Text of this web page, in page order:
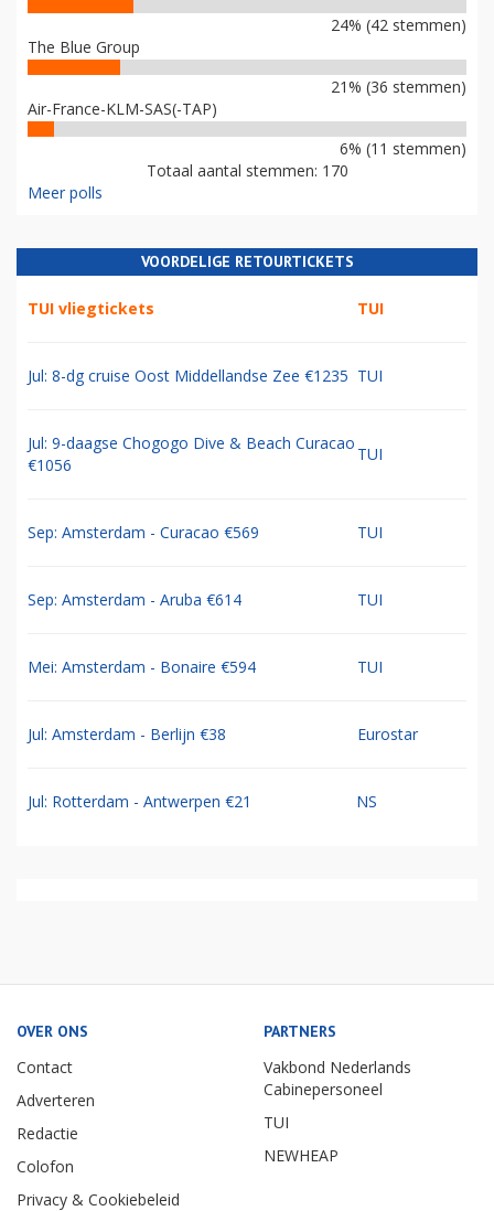
24% (42 stemmen)
The Blue Group
21% (36 stemmen)
Air-France-KLM-SAS(-TAP)
6% (11 stemmen)
Totaal aantal stemmen: 170
Meer polls
VOORDELIGE RETOURTICKETS
TUI vliegtickets TUI
Jul: 8-dg cruise Oost Middellandse Zee €1235 TUI
Jul: 9-daagse Chogogo Dive & Beach Curacao
€1056
TUI
Sep: Amsterdam - Curacao €569 TUI
Sep: Amsterdam - Aruba €614 TUI
Mei: Amsterdam - Bonaire €594 TUI
Jul: Amsterdam - Berlijn €38 Eurostar
Jul: Rotterdam - Antwerpen €21 NS
OVER ONS
Contact
Adverteren
Redactie
Colofon
Privacy & Cookiebeleid
PARTNERS
Vakbond Nederlands
Cabinepersoneel
TUI
NEWHEAP